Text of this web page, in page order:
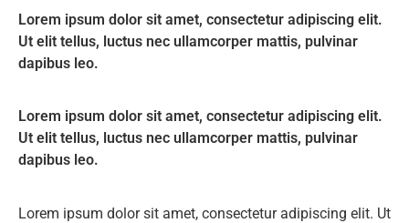
Lorem ipsum dolor sit amet, consectetur adipiscing elit.
Ut elit tellus, luctus nec ullamcorper mattis, pulvinar
dapibus leo.
Lorem ipsum dolor sit amet, consectetur adipiscing elit.
Ut elit tellus, luctus nec ullamcorper mattis, pulvinar
dapibus leo.
Lorem ipsum dolor sit amet, consectetur adipiscing elit. Ut